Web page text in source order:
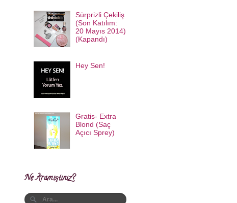
Sürprizli Çekiliş
(Son Katılım:
20 Mayıs 2014)
(Kapandı)
Hey Sen!
Gratis- Extra
Blond (Saç
Açıcı Sprey)
Ne Aramıştınız?